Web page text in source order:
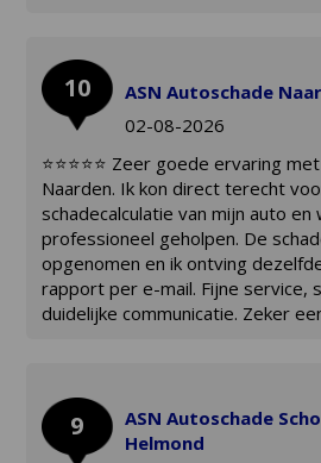
10
ASN Autoschade
02-08-2026
⭐⭐⭐⭐⭐ Zeer goede ervaring
Naarden. Ik kon direct terecht
schadecalculatie van mijn auto
professioneel geholpen. De
opgenomen en ik ontving
rapport per e-mail. Fijne service,
duidelijke communicatie. Zeker
9
ASN Autoschade
Helmond